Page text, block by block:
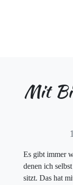
Mit
Es gibt immer
denen ich
sitzt. Das hat